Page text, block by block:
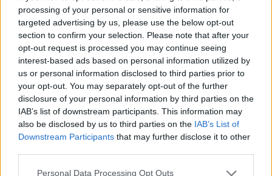
processing of your personal or sensitive information for
targeted advertising by us, please use the below opt-out
section to confirm your selection. Please note that after your
opt-out request is processed you may continue seeing
interest-based ads based on personal information utilized by
us or personal information disclosed to third parties prior to
your opt-out. You may separately opt-out of the further
disclosure of your personal information by third parties on the
IAB’s list of downstream participants. This information may
also be disclosed by us to third parties on the IAB’s List of
Downstream Participants that may further disclose it to other
Please note that this website/app uses one or more Google
Personal Data Processing Opt Outs
δημιουργηθεί.
Το δέρμα του μωρού αρχίζει να καλύπτεται από
σμήγμα που προφυλάσσει το λεπτό του δέρμα από
γρατσουνιές και χτυπήματα. Το σμήγμα αυτό
διατηρείται μέχρι και 2 εβδομάδες πριν από το
τοκετό.
Αναπτύσσονται τα νευρικά κύτταρα που συνδέουν
τους μυς με τον εγκέφαλό. Έτσι το έμβρυο μπορεί να
κάνει συνειδητές κινήσεις εκτός από τις ακούσιες